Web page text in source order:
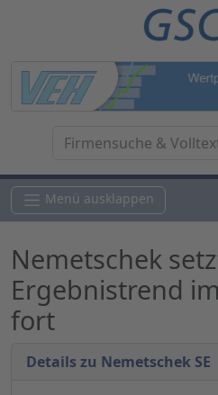
Menü ausklappen
Nemetschek
Ergebnistrend
fort
Details zu Nemetschek SE